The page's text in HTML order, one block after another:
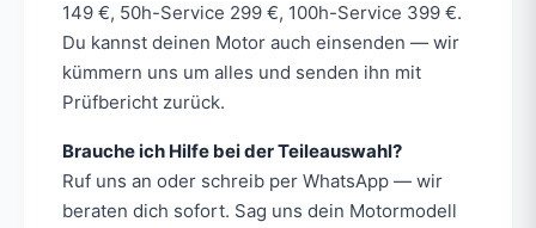
149 €, 50h-Service 299 €, 100h-Service 399 €.
Du kannst deinen Motor auch einsenden — wir
kümmern uns um alles und senden ihn mit
Prüfbericht zurück.
Brauche ich Hilfe bei der Teileauswahl?
Ruf uns an oder schreib per WhatsApp — wir
beraten dich sofort. Sag uns dein Motormodell